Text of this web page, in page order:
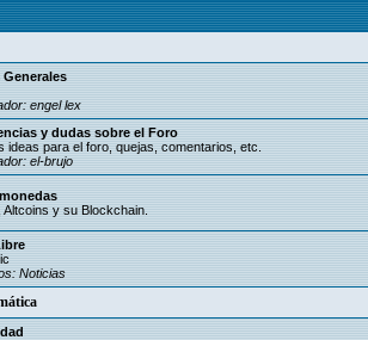
Generales
engel lex
y dudas sobre el Foro
ideas para el foro, quejas, comentarios, etc.
el-brujo
Altcoins y su Blockchain.
Noticias